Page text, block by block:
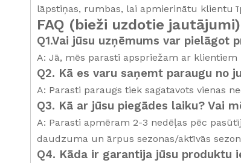
lāpstiņas, rumbas, lai apmierinātu klientu
FAQ (bieži uzdotie jautājumi)
Q1.Vai jūsu uzņēmums var pielāgot
A: Jā, mēs parasti apspriežam ar
Q2. Kā es varu saņemt paraugu no
A: Parasti paraugs tiek sagatavots vienas
Q3. Kā ar jūsu piegādes laiku? Vai
A: Parasti apmēram 2-3 nedēļas pēc
daudzuma un ārpus sezonas/aktīvās
Q4. Kāda ir garantija jūsu produktu